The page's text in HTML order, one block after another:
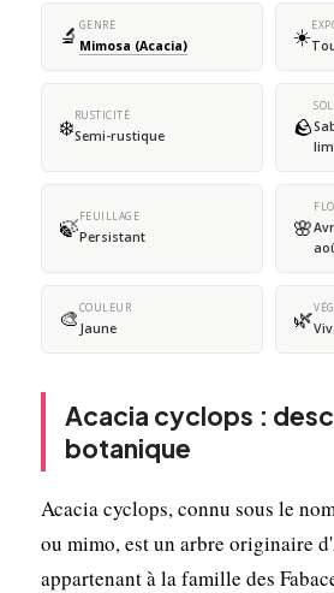
🔬 GENRE
Mimosa (Acacia) ☀️
❄️RUSTICITÉ
Semi-rustique 🪨
SOL
🍃FEUILLAGE
Persistant 🌸
🎨COULEUR
Jaune 🌿
Acacia cyclops :
botanique
Acacia cyclops, connu sous le
ou mimo, est un arbre originaire
appartenant à la famille des